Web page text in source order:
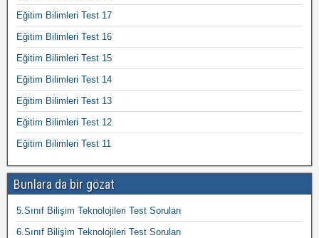
Eğitim Bilimleri Test 17
Eğitim Bilimleri Test 16
Eğitim Bilimleri Test 15
Eğitim Bilimleri Test 14
Eğitim Bilimleri Test 13
Eğitim Bilimleri Test 12
Eğitim Bilimleri Test 11
Bunlara da bir gözat
5.Sınıf Bilişim Teknolojileri Test Soruları
6.Sınıf Bilişim Teknolojileri Test Soruları